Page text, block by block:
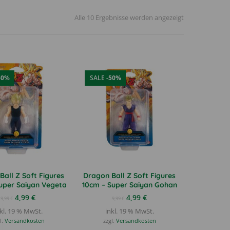
Alle 10 Ergebnisse werden angezeigt
Z Soft Figures
Saiyan Vegeta
9,99€ Ursprünglicher
war:
9,99 €
4,99€Aktueller
ist:
4,99 €.
19 % MwSt.
Versandkosten
SALE -50%
Dragon Ball Z Soft Figures
10cm – Super Saiyan Gohan
9,99€ Ursprünglicher
war:
9,99 €
4,99€Aktueller
ist:
4,99 €.
inkl. 19 % MwSt.
zzgl. Versandkosten